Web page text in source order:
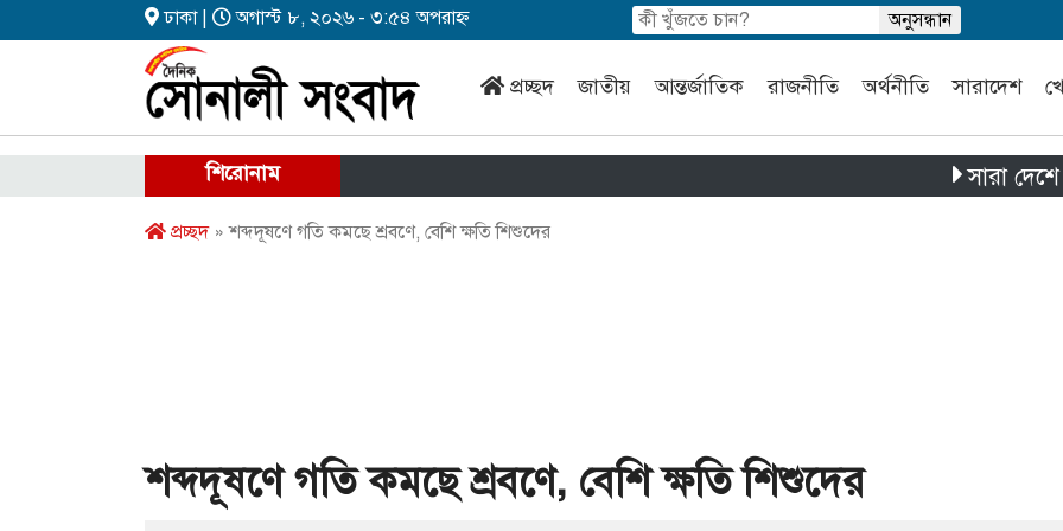
ঢাকা | অগাস্ট ৮, ২০২৬ - ৩:৫৪ অপরাহ্ন
প্রচ্ছদ জাতীয় আন্তর্জাতিক রাজনীতি অর্থনীতি সারাদেশ
শিরোনাম সারা দেশে পৃথক চার
প্রচ্ছদ» শব্দদূষণে গতি কমছে শ্রবণে, বেশি ক্ষতি শিশুদের
শব্দদূষণে গতি কমছে শ্রবণে, বেশি ক্ষতি শিশুদের